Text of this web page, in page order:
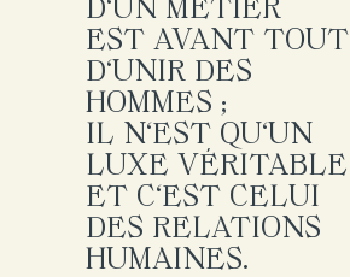
D'UN MÉTIER
EST AVANT TOUT
D'UNIR DES
HOMMES ;
IL N'EST QU'UN
LUXE VÉRITABLE
ET C'EST CELUI
DES RELATIONS
HUMAINES.